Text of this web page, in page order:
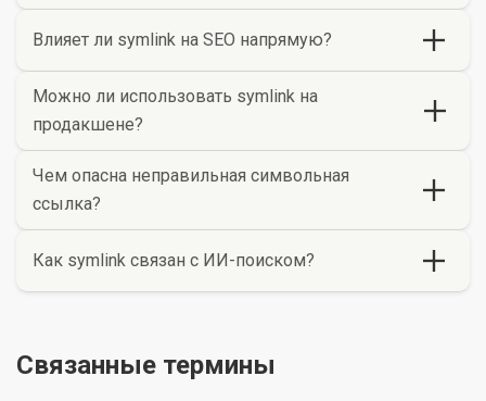
Влияет ли symlink на SEO напрямую?
Можно ли использовать symlink на
продакшене?
Чем опасна неправильная символьная
ссылка?
Как symlink связан с ИИ-поиском?
Связанные термины